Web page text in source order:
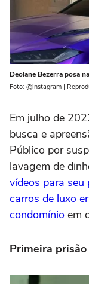
Deolane Bezerra posa
Foto: @instagram |
Em julho de
busca e
Público por
lavagem de
vídeos para
carros de luxo
condomínio em
Primeira prisão